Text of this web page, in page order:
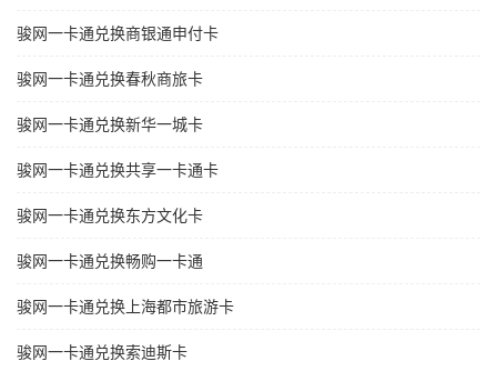
骏网一卡通兑换商银通申付卡
骏网一卡通兑换春秋商旅卡
骏网一卡通兑换新华一城卡
骏网一卡通兑换共享一卡通卡
骏网一卡通兑换东方文化卡
骏网一卡通兑换畅购一卡通
骏网一卡通兑换上海都市旅游卡
骏网一卡通兑换索迪斯卡